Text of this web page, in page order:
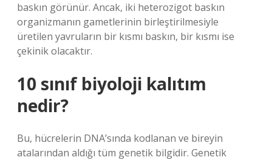
baskın görünür. Ancak, iki heterozigot baskın
organizmanın gametlerinin birleştirilmesiyle
üretilen yavruların bir kısmı baskın, bir kısmı ise
çekinik olacaktır.
10 sınıf biyoloji kalıtım
nedir?
Bu, hücrelerin DNA’sında kodlanan ve bireyin
atalarından aldığı tüm genetik bilgidir. Genetik